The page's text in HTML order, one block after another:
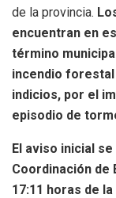
de la provincia.
encuentran en
término
incendio
indicios, por el
episodio de
El aviso inicial
Coordinación de
17:11 horas de